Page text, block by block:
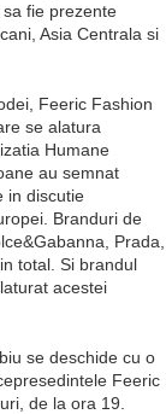
fie prezente
Asia Centrala si
Feeric Fashion
se alatura
Humane
au semnat
in discutie
Branduri de
Prada,
total. Si brandul
acestei
se deschide cu o
Feeric
de la ora 19.